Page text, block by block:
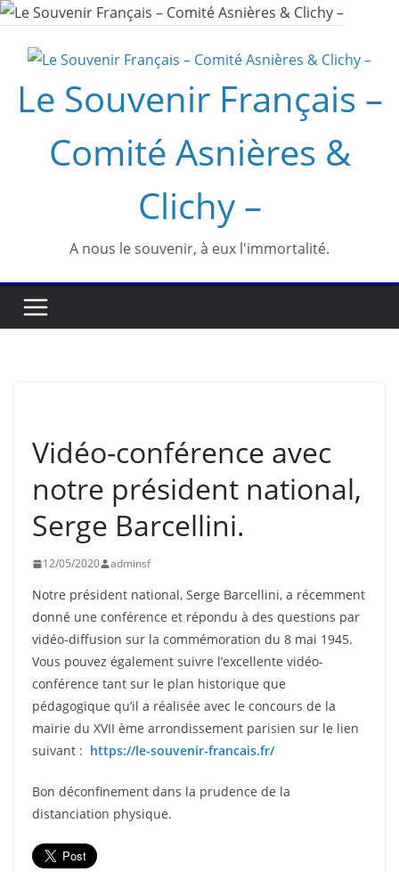
Passer
contenu
Le Souvenir Français –
Comité Asnières &
Clichy –
A nous le souvenir, à eux l'immortalité.
Vidéo-conférence avec
notre président national,
Serge Barcellini.
12/05/2020 adminsf
Notre président national, Serge Barcellini, a récemment
donné une conférence et répondu à des questions par
vidéo-diffusion sur la commémoration du 8 mai 1945.
Vous pouvez également suivre l’excellente vidéo-
conférence tant sur le plan historique que
pédagogique qu’il a réalisée avec le concours de la
mairie du XVII ème arrondissement parisien sur le lien
suivant : https://le-souvenir-francais.fr/
Bon déconfinement dans la prudence de la
distanciation physique.